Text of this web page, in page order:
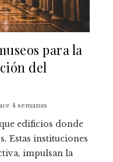
para la
del
4 semanas
edificios donde
Estas instituciones
impulsan la